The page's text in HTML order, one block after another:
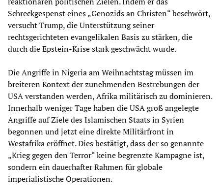
Schreckgespenst eines „Genozids an Christen“ beschwört,
versucht Trump, die Unterstützung seiner
rechtsgerichteten evangelikalen Basis zu stärken, die
durch die Epstein-Krise stark geschwächt wurde.
Die Angriffe in Nigeria am Weihnachtstag müssen im
breiteren Kontext der zunehmenden Bestrebungen der
USA verstanden werden, Afrika militärisch zu dominieren.
Innerhalb weniger Tage haben die USA groß angelegte
Angriffe auf Ziele des Islamischen Staats in Syrien
begonnen und jetzt eine direkte Militärfront in
Westafrika eröffnet. Dies bestätigt, dass der so genannte
„Krieg gegen den Terror“ keine begrenzte Kampagne ist,
sondern ein dauerhafter Rahmen für globale
imperialistische Operationen.